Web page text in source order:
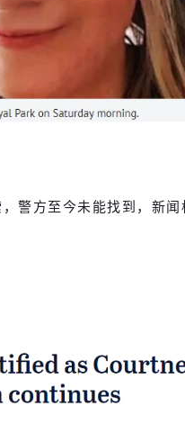
警方至今未能找到，新